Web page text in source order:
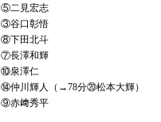
⑤二見宏志
③谷口彰悟
⑧下田北斗
⑦長澤和輝
⑩泉澤仁
⑭仲川輝人（→78分⑳松本大輝）
⑨赤﨑秀平